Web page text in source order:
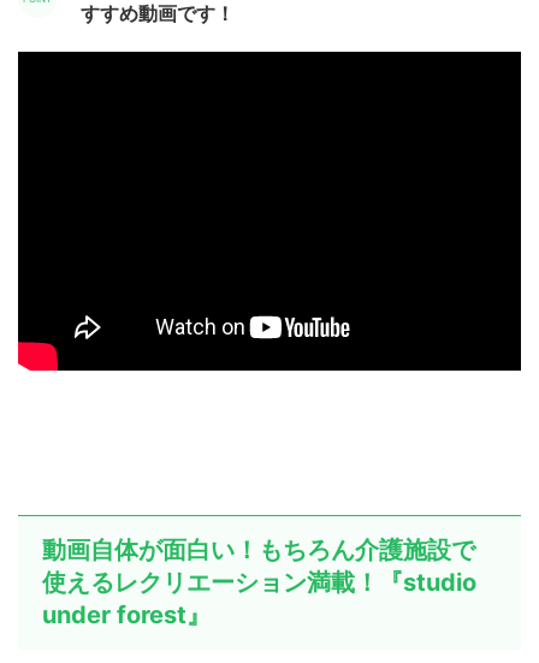
すすめ動画です！
動画自体が面白い！もちろん介護施設で
使えるレクリエーション満載！『studio
under forest』